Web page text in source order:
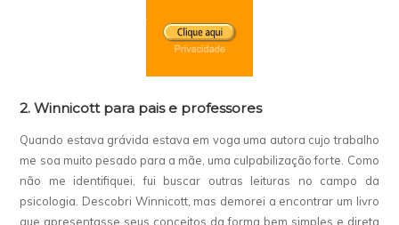
2. Winnicott para pais e professores
Quando estava grávida estava em voga uma autora cujo trabalho
me soa muito pesado para a mãe, uma culpabilização forte. Como
não me identifiquei, fui buscar outras leituras no campo da
psicologia. Descobri Winnicott, mas demorei a encontrar um livro
que apresentasse seus conceitos da forma bem simples e direta